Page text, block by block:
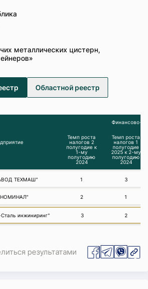
металлических цистерн,
Областной реестр
Финансово-
Темп роста
налогов 2
полугодие к
1-му
полугодию
2024
Темп роста
налогов 1
полугодие
2025 к 2-му
полугодию
2024
ТЕХМАШ" 1 3
2 1
инжиниринг" 3 2
результатами